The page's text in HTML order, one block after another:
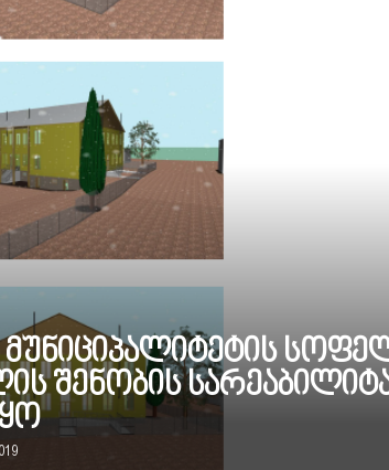
მუნიციპალიტეტის
შენობის